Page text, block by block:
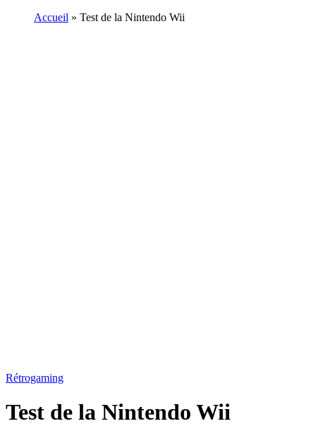
Accueil » Test de la Nintendo Wii
Rétrogaming
Test de la Nintendo Wii